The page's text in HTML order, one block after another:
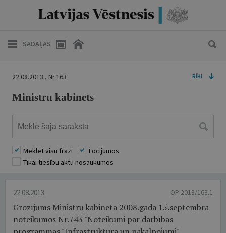
SADAĻAS
22.08.2013., Nr.163 RĪKI
Ministru kabinets
Meklēt visu frāzi
Locījumos
Tikai tiesību aktu nosaukumos
22.08.2013. OP 2013/163.1
Grozījums Ministru kabineta 2008.gada 15.septembra
noteikumos Nr.743 "Noteikumi par darbības